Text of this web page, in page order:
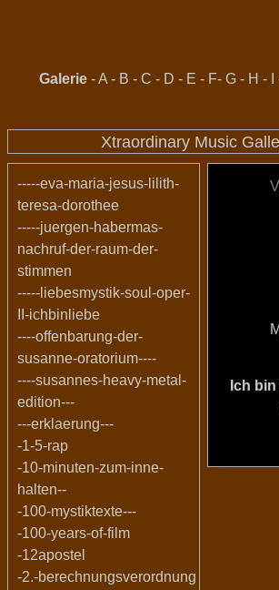
Galerie -A - B - C - D - E - F- G - H -
Xtraordinary Music
-----eva-maria-jesus-lilith-
teresa-dorothee
-----juergen-habermas-
nachruf-der-raum-der-
stimmen
-----liebesmystik-soul-oper-
II-ichbinliebe
----offenbarung-der-
susanne-oratorium----
----susannes-heavy-metal-
edition---
---erklaerung---
-1-5-rap
-10-minuten-zum-inne-
halten--
-100-mystiktexte---
-100-years-of-film
-12apostel
-2.-berechnungsverordnung
Ich